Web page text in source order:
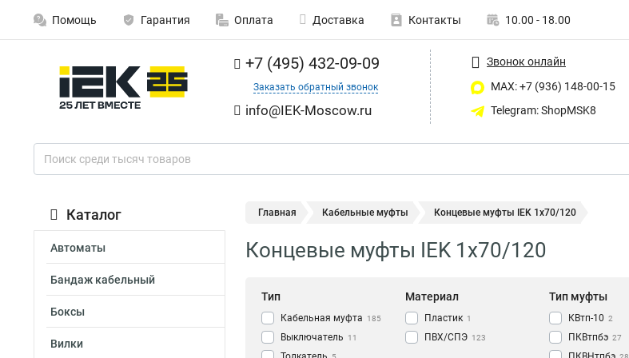
Помощь Гарантия Оплата Доставка Контакты 10.00 - 18.00
+7 (495) 432-09-09
Заказать обратный звонок
info@IEK-Moscow.ru
Звонок онлайн
MAX: +7 (936) 148-00-15
Telegram: ShopMSK8
Каталог
Автоматы
Бандаж кабельный
Боксы
Вилки
Главная Кабельные муфты Концевые муфты IEK 1х70/120
Концевые муфты IEK 1х70/120
Тип
Кабельная муфта 185
Выключатель 11
Материал
Пластик 1
ПВХ/СПЭ 123
Тип муфты
КВтп-10 2
ПКВтпбэ 27